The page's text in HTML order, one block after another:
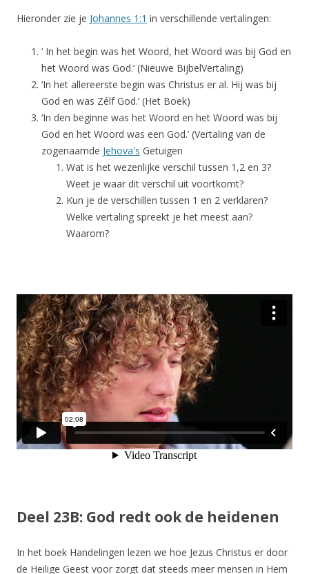
Hieronder zie je Johannes 1:1 in verschillende vertalingen:
‘ In het begin was het Woord, het Woord was bij God en
het Woord was God.’ (Nieuwe BijbelVertaling)
‘In het allereerste begin was Christus er al. Hij was bij
God en was Zélf God.’ (Het Boek)
‘In den beginne was het Woord en het Woord was bij
God en het Woord was een God.’ (Vertaling van de
zogenaamde Jehova's Getuigen
Wat is het wezenlijke verschil tussen 1,2 en 3?
Weet je waar dit verschil uit voortkomt?
Kun je de verschillen tussen 1 en 2 verklaren?
Welke vertaling spreekt je het meest aan?
Waarom?
Deel 23B: God redt ook de heidenen
In het boek Handelingen lezen we hoe Jezus Christus er door
de Heilige Geest voor zorgt dat steeds meer mensen in Hem